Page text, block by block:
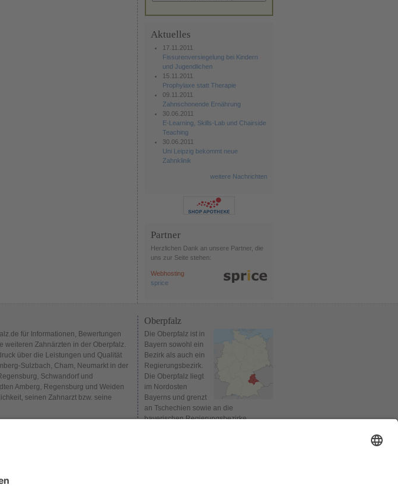
Aktuelles
17.11.2011
Fissurenversiegelung bei Kindern
und Jugendlichen
15.11.2011
Prophylaxe statt Therapie
09.11.2011
Zahnschonende Ernährung
30.06.2011
E-Learning, Skills-Lab und Chairside
Teaching
30.06.2011
Uni Leipzig bekommt neue
Zahnklinik
weitere Nachrichten
Partner
Herzlichen Dank an unsere Partner, die
uns zur Seite stehen:
Webhosting
sprice
für Informationen, Bewertungen
weiteren Zahnärzten in der Oberpfalz.
über die Leistungen und Qualität
Sulzbach, Cham, Neumarkt in der
Schwandorf und
Amberg, Regensburg und Weiden
seinen Zahnarzt bzw. seine
Oberpfalz
Die Oberpfalz ist in
Bayern sowohl ein
Bezirk als auch ein
Regierungsbezirk.
Die Oberpfalz liegt
im Nordosten
Bayerns und grenzt
an Tschechien sowie an die
bayerischen Regierungsbezirke